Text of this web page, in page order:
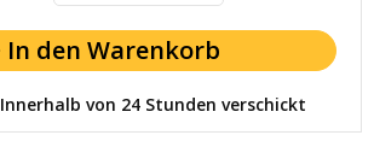
Innerhalb von 24 Stunden verschickt